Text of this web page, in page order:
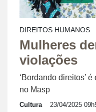
DIREITOS HUMANOS
Mulheres
violações
‘Bordando direitos’
no Masp
Cultura 23/04/2025